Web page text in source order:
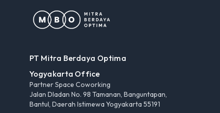
PT Mitra Berdaya Optima
Yogyakarta Office
Partner Space Coworking
Jalan Dladan No. 98 Tamanan, Banguntapan,
Bantul, Daerah Istimewa Yogyakarta 55191